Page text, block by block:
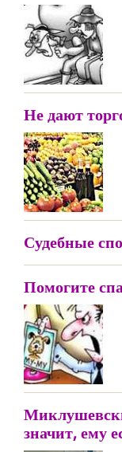
Не дают
Судебные
Помогите
значит, ему